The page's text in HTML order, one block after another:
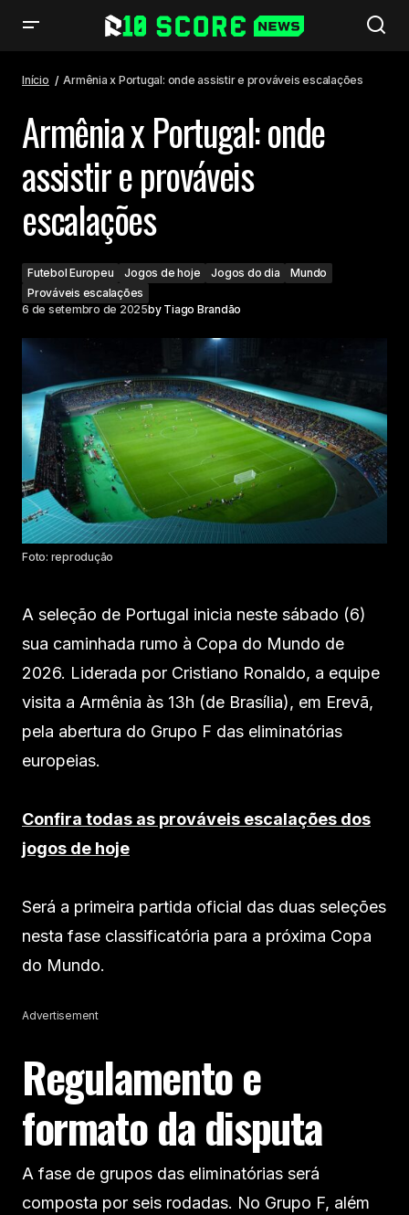
Início Armênia x Portugal: onde assistir e prováveis escalações
Armênia x Portugal: onde
assistir e prováveis
escalações
Futebol Europeu Jogos de hoje Jogos do dia
Mundo
Prováveis escalações
6 de setembro de 2025by Tiago Brandão
Foto: reprodução
A seleção de Portugal inicia neste sábado (6)
sua caminhada rumo à Copa do Mundo de
2026. Liderada por Cristiano Ronaldo, a equipe
visita a Armênia às 13h (de Brasília), em Erevã,
pela abertura do Grupo F das eliminatórias
europeias.
Confira todas as prováveis escalações dos
jogos de hoje
Será a primeira partida oficial das duas seleções
nesta fase classificatória para a próxima Copa
do Mundo.
Advertisement
Regulamento e
formato da disputa
A fase de grupos das eliminatórias será
composta por seis rodadas. No Grupo F, além